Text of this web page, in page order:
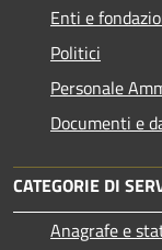
Enti e
Politici
Personale
Documenti e
CATEGORIE DI
Anagrafe e